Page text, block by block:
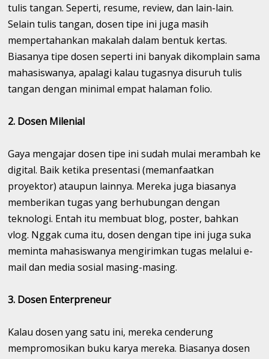
tulis tangan. Seperti, resume, review, dan lain-lain.
Selain tulis tangan, dosen tipe ini juga masih
mempertahankan makalah dalam bentuk kertas.
Biasanya tipe dosen seperti ini banyak dikomplain sama
mahasiswanya, apalagi kalau tugasnya disuruh tulis
tangan dengan minimal empat halaman folio.
2. Dosen Milenial
Gaya mengajar dosen tipe ini sudah mulai merambah ke
digital. Baik ketika presentasi (memanfaatkan
proyektor) ataupun lainnya. Mereka juga biasanya
memberikan tugas yang berhubungan dengan
teknologi. Entah itu membuat blog, poster, bahkan
vlog. Nggak cuma itu, dosen dengan tipe ini juga suka
meminta mahasiswanya mengirimkan tugas melalui e-
mail dan media sosial masing-masing.
3. Dosen Enterpreneur
Kalau dosen yang satu ini, mereka cenderung
mempromosikan buku karya mereka. Biasanya dosen